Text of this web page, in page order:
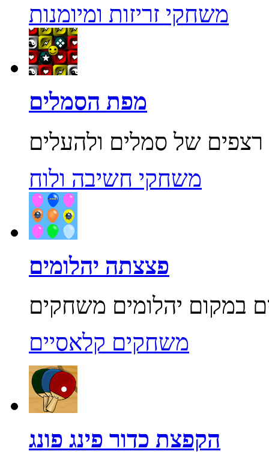
משחקי זריזות ומיומנות
מפת הסמלים
משחקי חשיבה ולוח
פצצתה יהלומים
משחקים קלאסיים
הקפצת כדור פינג פונג